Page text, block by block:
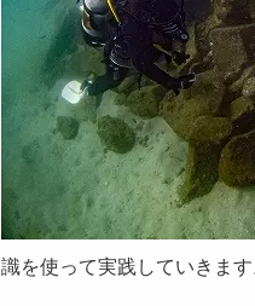
識を使って実践していきま